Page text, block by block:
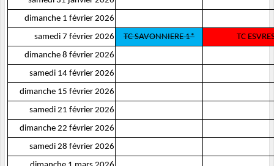
dimanche 1 février 2026
samedi 7 février 2026
TC SAVONNIERE 1*
TC
dimanche 8 février 2026
samedi 14 février 2026
dimanche 15 février 2026
samedi 21 février 2026
dimanche 22 février 2026
samedi 28 février 2026